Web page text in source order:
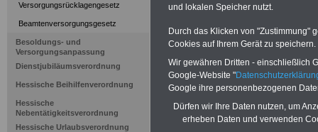
Versorgungsrücklagengesetz
Beamtenversorgungsgesetz
Besoldungs- und
Versorgungsanpassung
Dienstjubiläumsverordnung
Hessische Beihilfenverordnung
Hessische
Nebentätigkeitsverordnung
Hessische Urlaubsverordnung
BEHÖRDEN-ABOmit drei
und Beamte, Beamten-
(Bund/Länder) sowie Beihilferecht in
Ländern. Alle drei Ratgeber sind
gegliedert und erläutern auch
Sachverhalte verständlich (auch für
Mitarbeiterinnen und Mitarbeiter des
Hessen geeignet).Das
kann hier bestellt werden
und lokalen Speicher nutzt.
Durch das Klicken von "Zustimmung"
Cookies auf Ihrem Gerät zu speichern.
Wir gewähren Dritten - einschließlich
Google-Website "
Google ihre personenbezogenen
Dürfen wir Ihre Daten nutzen, um
erheben Daten und verwenden